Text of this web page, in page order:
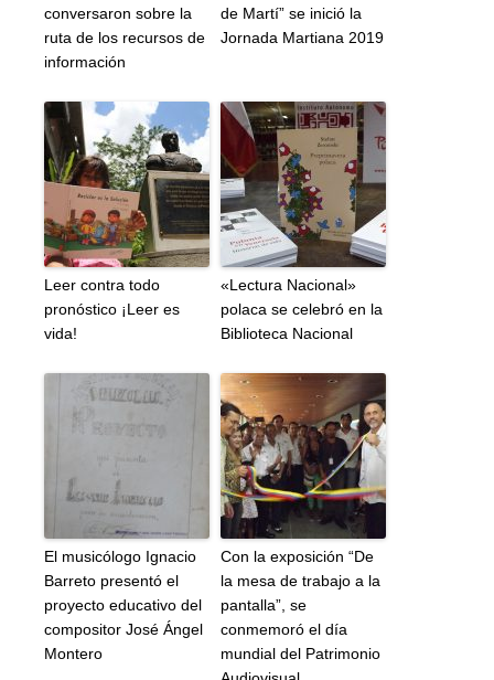
conversaron sobre la
ruta de los recursos de
información
de Martí” se inició la
Jornada Martiana 2019
Leer contra todo
pronóstico ¡Leer es
vida!
«Lectura Nacional»
polaca se celebró en la
Biblioteca Nacional
El musicólogo Ignacio
Barreto presentó el
proyecto educativo del
compositor José Ángel
Montero
Con la exposición “De
la mesa de trabajo a la
pantalla”, se
conmemoró el día
mundial del Patrimonio